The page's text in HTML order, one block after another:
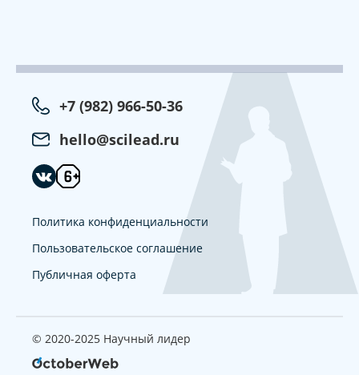
+7 (982) 966-50-36
hello@scilead.ru
Политика конфиденциальности
Пользовательское соглашение
Публичная оферта
© 2020-2025 Научный лидер